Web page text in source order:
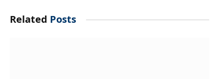
Related Posts